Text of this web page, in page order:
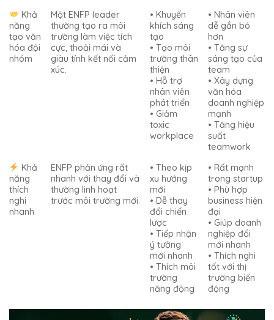
Khả
năng
tạo văn
hóa đội
nhóm
Một ENFP leader
thường tạo ra môi
trường làm việc tích
cực, thoải mái và
giàu tính kết nối cảm
xúc.
• Khuyến
khích sáng
tạo
• Tạo môi
trường thân
thiện
• Hỗ trợ
nhân viên
phát triển
• Giảm
toxic
workplace
• Nhân viên
dễ gắn bó
hơn
• Tăng sự
sáng tạo của
team
• Xây dựng
văn hóa
doanh nghiệp
mạnh
• Tăng hiệu
suất
teamwork
Khả
năng
thích
nghi
nhanh
ENFP phản ứng rất
nhanh với thay đổi và
thường linh hoạt
trước môi trường mới.
• Theo kịp
xu hướng
mới
• Dễ thay
đổi chiến
lược
• Tiếp nhận
ý tưởng
mới nhanh
• Thích môi
trường
năng động
• Rất mạnh
trong startup
• Phù hợp
business hiện
đại
• Giúp doanh
nghiệp đổi
mới nhanh
• Thích nghi
tốt với thị
trường biến
động